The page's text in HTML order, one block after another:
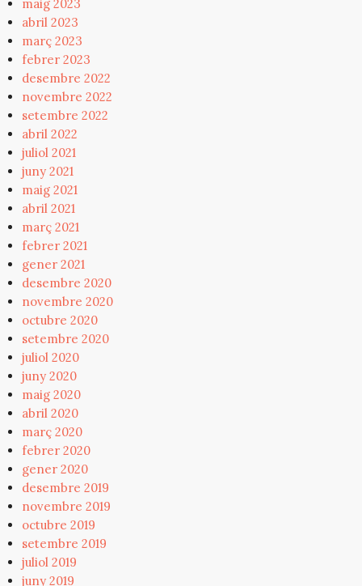
maig 2023
abril 2023
març 2023
febrer 2023
desembre 2022
novembre 2022
setembre 2022
abril 2022
juliol 2021
juny 2021
maig 2021
abril 2021
març 2021
febrer 2021
gener 2021
desembre 2020
novembre 2020
octubre 2020
setembre 2020
juliol 2020
juny 2020
maig 2020
abril 2020
març 2020
febrer 2020
gener 2020
desembre 2019
novembre 2019
octubre 2019
setembre 2019
juliol 2019
juny 2019